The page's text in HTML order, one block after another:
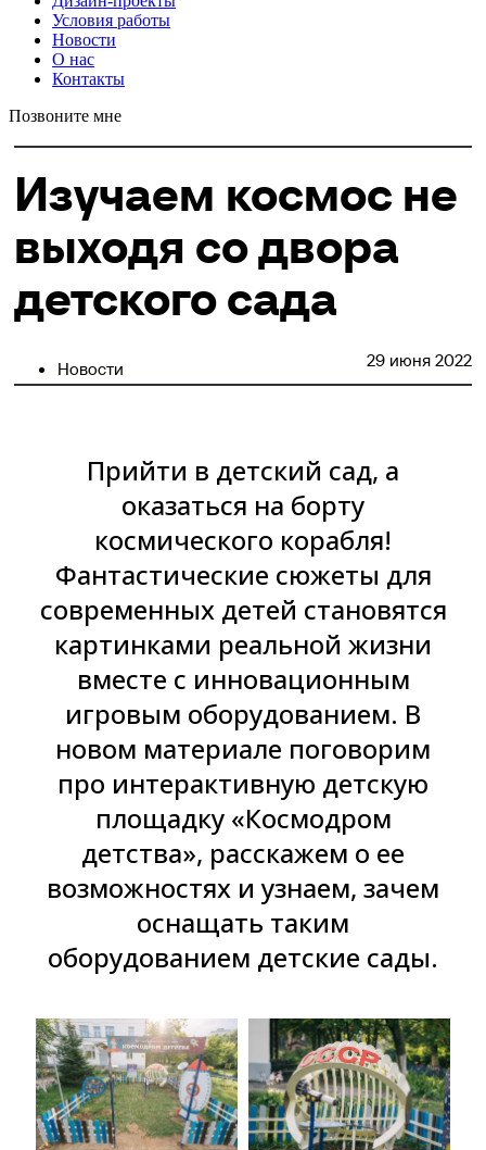
Условия работы
Новости
О нас
Контакты
Позвоните мне
Изучаем космос не
выходя со двора
детского сада
Новости 29 июня 2022
Прийти в детский сад, а
оказаться на борту
космического корабля!
Фантастические сюжеты для
современных детей становятся
картинками реальной жизни
вместе с инновационным
игровым оборудованием. В
новом материале поговорим
про интерактивную детскую
площадку «Космодром
детства», расскажем о ее
возможностях и узнаем, зачем
оснащать таким
оборудованием детские сады.